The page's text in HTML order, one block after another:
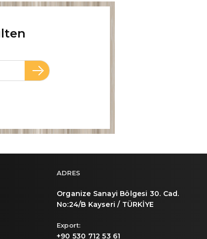
ADRES
Organize Sanayi Bölgesi 30. Cad.
No:24/B Kayseri / TÜRKİYE
Export:
+90 530 712 53 61